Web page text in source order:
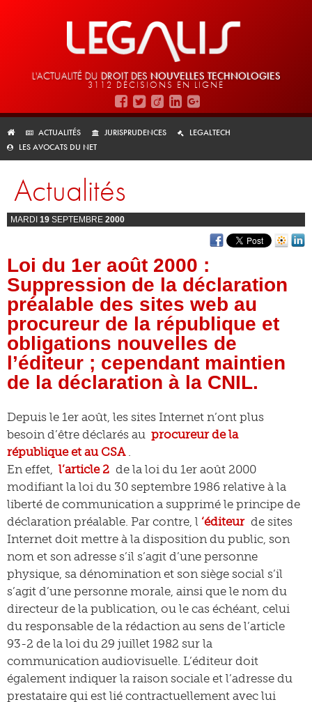
L'ACTUALITÉ DU DROIT DES NOUVELLES TECHNOLOGIES
3112 DÉCISIONS EN LIGNE
ACTUALITÉS JURISPRUDENCES
LEGALTECH
LES AVOCATS DU NET
Actualités
MARDI 19 SEPTEMBRE 2000
Loi du 1er août 2000 :
Suppression de la déclaration
préalable des sites web au
procureur de la république et
obligations nouvelles de
l’éditeur ; cependant maintien
de la déclaration à la CNIL.
Depuis le 1er août, les sites Internet n’ont plus
besoin d’être déclarés au procureur de la
république et au CSA .
En effet, l’article 2 de la loi du 1er août 2000
modifiant la loi du 30 septembre 1986 relative à la
liberté de communication a supprimé le principe de
déclaration préalable. Par contre, l ‘éditeur de sites
Internet doit mettre à la disposition du public, son
nom et son adresse s’il s’agit d’une personne
physique, sa dénomination et son siège social s’il
s’agit d’une personne morale, ainsi que le nom du
directeur de la publication, ou le cas échéant, celui
du responsable de la rédaction au sens de l’article
93-2 de la loi du 29 juillet 1982 sur la
communication audiovisuelle. L’éditeur doit
également indiquer la raison sociale et l’adresse du
prestataire qui est lié contractuellement avec lui